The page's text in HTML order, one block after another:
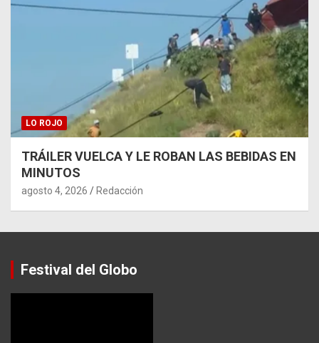
LO ROJO
TRÁILER VUELCA Y LE ROBAN LAS BEBIDAS EN
MINUTOS
agosto 4, 2026 Redacción
Festival del Globo